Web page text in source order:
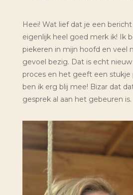
Heei! Wat lief dat je een
eigenlijk heel goed merk ik! Ik
piekeren in mijn hoofd en veel
gevoel bezig. Dat is echt
proces en het geeft een stukje
ben ik erg blij mee! Bizar dat
gesprek al aan het gebeuren is.